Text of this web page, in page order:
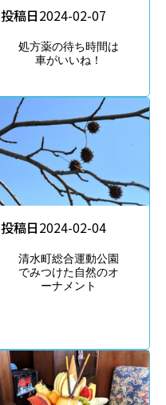
投稿日2024-02-07
処方薬の待ち時間は
車がいいね！
投稿日2024-02-04
清水町総合運動公園
でみつけた自然のオ
ーナメント